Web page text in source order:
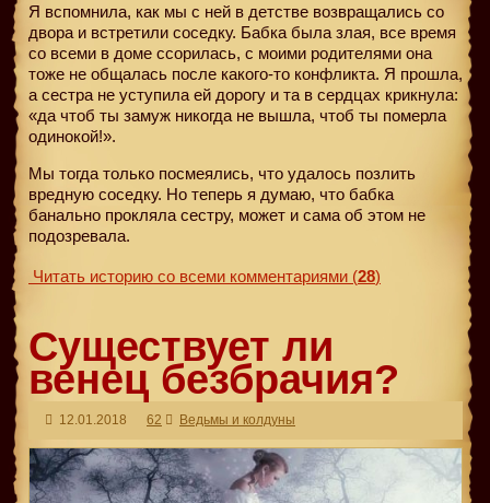
Я вспомнила, как мы с ней в детстве возвращались со
двора и встретили соседку. Бабка была злая, все время
со всеми в доме ссорилась, с моими родителями она
тоже не общалась после какого-то конфликта. Я прошла,
а сестра не уступила ей дорогу и та в сердцах крикнула:
«да чтоб ты замуж никогда не вышла, чтоб ты померла
одинокой!».
Мы тогда только посмеялись, что удалось позлить
вредную соседку. Но теперь я думаю, что бабка
банально прокляла сестру, может и сама об этом не
подозревала.
Читать историю со всеми комментариями (28)
Существует ли
венец безбрачия?
12.01.2018 62 Ведьмы и колдуны